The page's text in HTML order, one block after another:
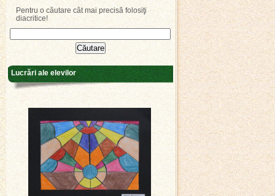
Pentru o căutare cât mai precisă folosiţi
diacritice!
Lucrări ale elevilor